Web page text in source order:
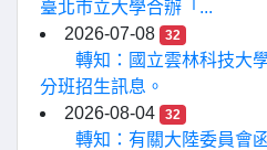
臺北市立大學合辦「...
2026-07-08
32
轉知：國立雲林科技大
分班招生訊息。
2026-08-04
32
轉知：有關大陸委員會